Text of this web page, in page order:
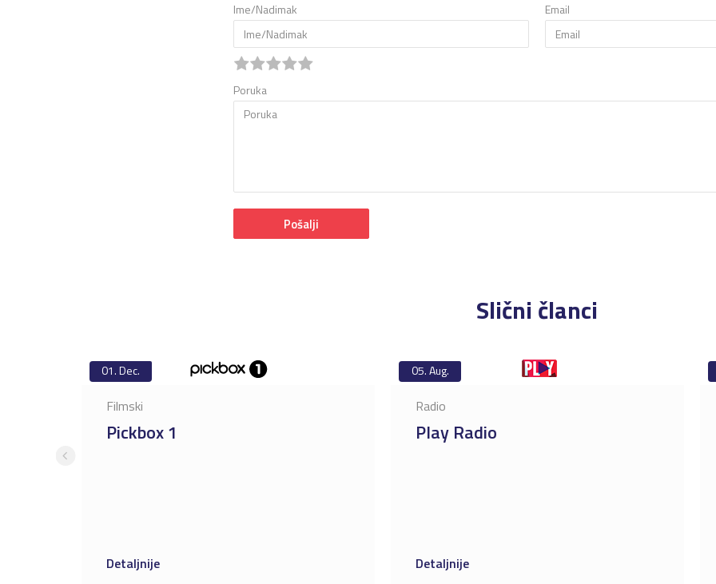
Ime/Nadimak Email
Poruka
Pošalji
Slični članci
01.Dec.
Filmski
Pickbox 1
Detaljnije
05.Aug.
Radio
Play Radio
Detaljnije